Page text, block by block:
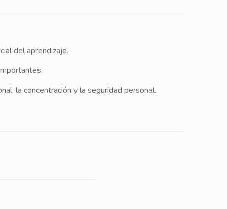
del aprendizaje.
la concentración y la seguridad personal.